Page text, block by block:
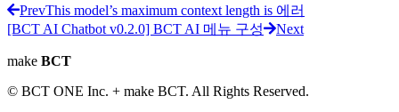
PrevThis model’s maximum context length is 에러
[BCT AI Chatbot v0.2.0] BCT AI 메뉴 구성
Next
make BCT
© BCT ONE Inc. + make BCT. All Rights Reserved.